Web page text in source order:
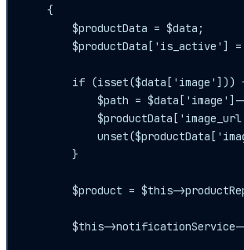
    {
        $productData = $data;
$productData['is_active'] =
if (isset($data['image']))
$path =
        }
$product = $this-
$this-